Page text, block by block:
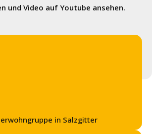
und Video auf Youtube ansehen.
in Salzgitter